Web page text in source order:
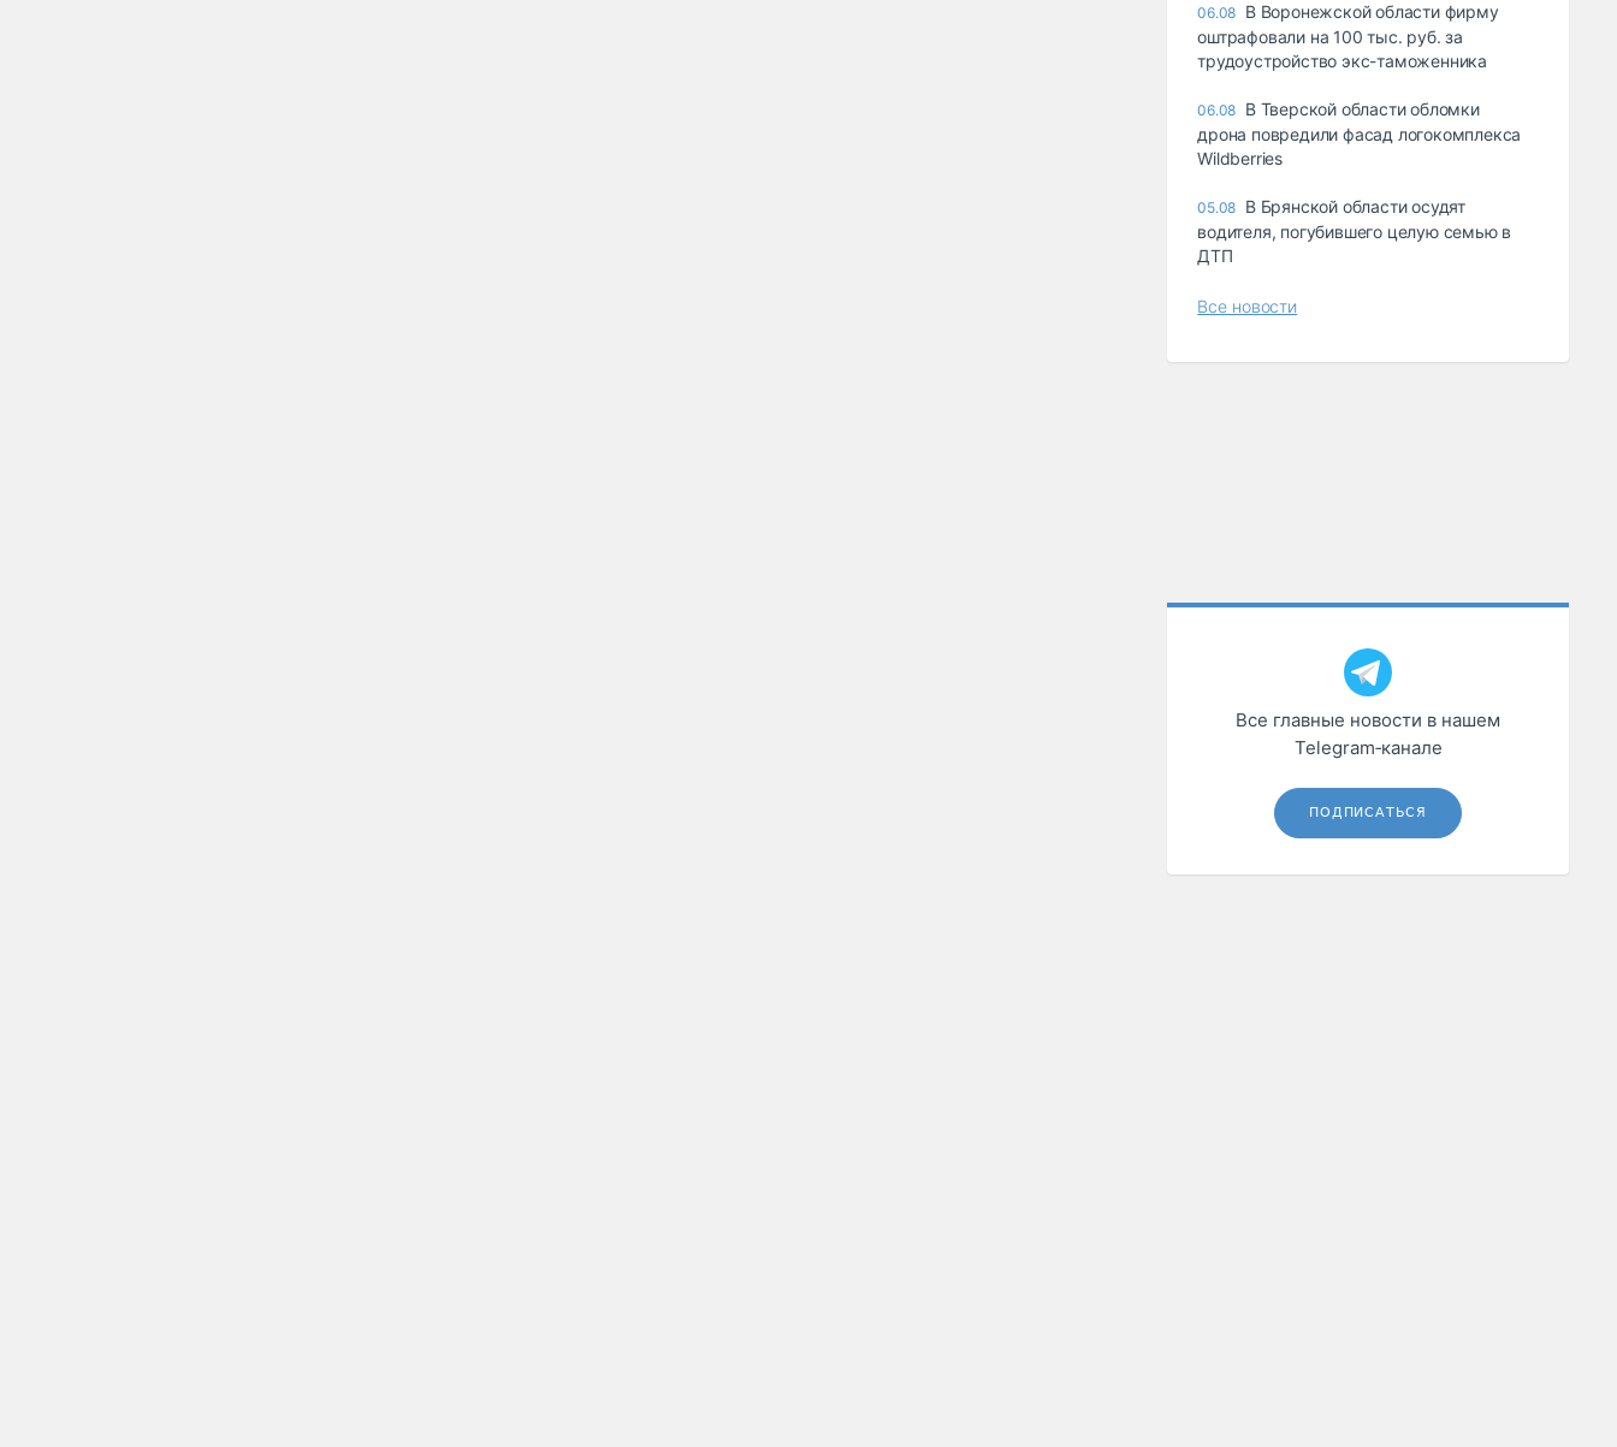
06.08 В Воронежской области фирму
оштрафовали на 100 тыс. руб. за
трудоустройство экс-таможенника
06.08 В Тверской области обломки
дрона повредили фасад логокомплекса
Wildberries
05.08 В Брянской области осудят
водителя, погубившего целую семью в
ДТП
Все новости
Все главные новости в нашем
Telegram‑канале
ПОДПИСАТЬСЯ